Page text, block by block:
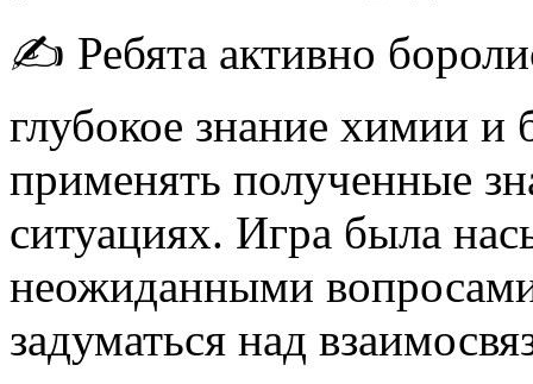
✍️ Ребята активно
глубокое знание химии и
применять полученные
ситуациях. Игра была
неожиданными
задуматься над